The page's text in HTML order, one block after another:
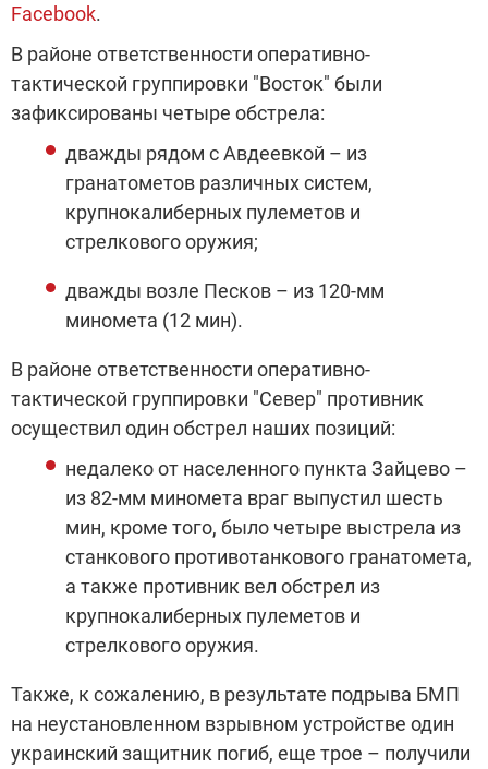
Facebook.
В районе ответственности оперативно-
тактической группировки "Восток" были
зафиксированы четыре обстрела:
дважды рядом с Авдеевкой – из
гранатометов различных систем,
крупнокалиберных пулеметов и
стрелкового оружия;
дважды возле Песков – из 120-мм
миномета (12 мин).
В районе ответственности оперативно-
тактической группировки "Север" противник
осуществил один обстрел наших позиций:
недалеко от населенного пункта Зайцево –
из 82-мм миномета враг выпустил шесть
мин, кроме того, было четыре выстрела из
станкового противотанкового гранатомета,
а также противник вел обстрел из
крупнокалиберных пулеметов и
стрелкового оружия.
Также, к сожалению, в результате подрыва БМП
на неустановленном взрывном устройстве один
украинский защитник погиб, еще трое – получили